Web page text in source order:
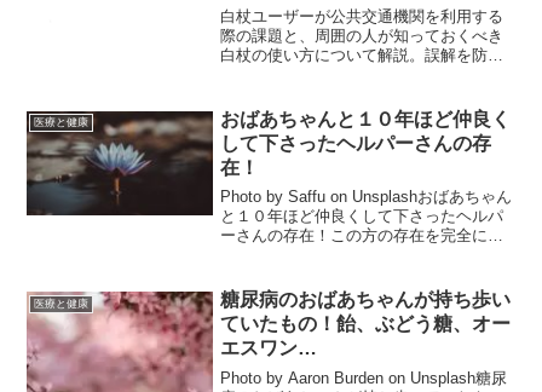
白杖ユーザーが公共交通機関を利用する
際の課題と、周囲の人が知っておくべき
白杖の使い方について解説。誤解を防
医療と健康
おばあちゃんと１０年ほど仲良く
して下さったヘルパーさんの存
在！
Photo by Saffu on Unsplashおばあちゃん
と１０年ほど仲良くして下さったヘルパ
ーさんの存在！この方の存在を完全に私
んの事は語れません。なのに、完全...
医療と健康
糖尿病のおばあちゃんが持ち歩い
ていたもの！飴、ぶどう糖、オー
エスワン…
Photo by Aaron Burden on Unsplash糖尿